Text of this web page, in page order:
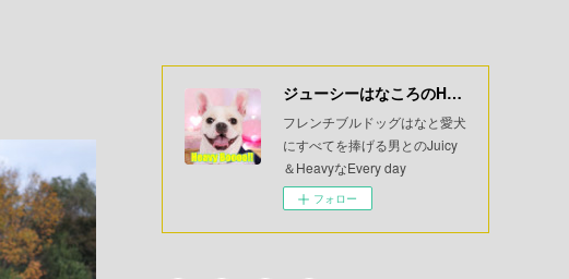
ジューシーはなころのHeavyBoooo!!
フレンチブルドッグはなと愛犬
にすべてを捧げる男とのJuicy
＆HeavyなEvery day
フォロー